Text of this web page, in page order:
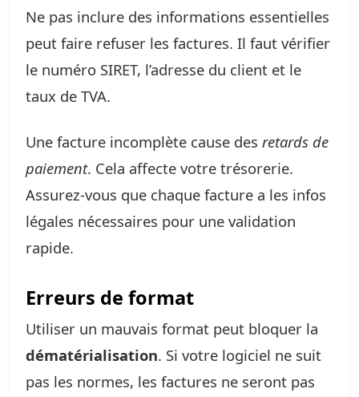
Ne pas inclure des informations essentielles
peut faire refuser les factures. Il faut vérifier
le numéro SIRET, l’adresse du client et le
taux de TVA.
Une facture incomplète cause des retards de
paiement. Cela affecte votre trésorerie.
Assurez-vous que chaque facture a les infos
légales nécessaires pour une validation
rapide.
Erreurs de format
Utiliser un mauvais format peut bloquer la
dématérialisation. Si votre logiciel ne suit
pas les normes, les factures ne seront pas